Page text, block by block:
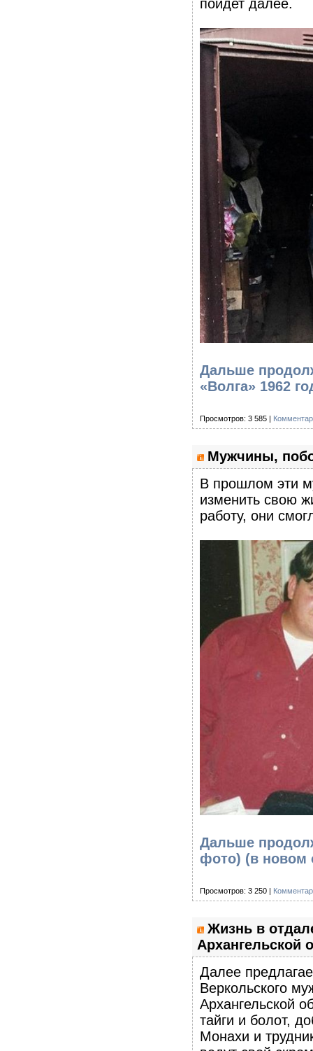
пойдет далее.
Дальше
«Волга» 1962
Просмотров: 3 585 |
Мужчины,
В прошлом эти
изменить свою
работу, они
Дальше
фото) (в новом
Просмотров: 3 250 |
Жизнь в
Архангельской
Далее
Веркольского
Архангельской
тайги и болот,
Монахи и